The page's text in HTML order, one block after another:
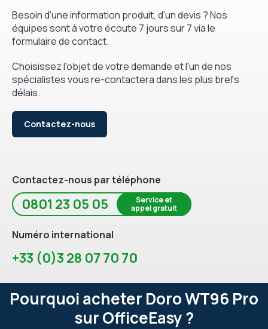
Besoin d'une information produit, d'un devis ? Nos
équipes sont à votre écoute 7 jours sur 7 via le
formulaire de contact.
Choisissez l'objet de votre demande et l'un de nos
spécialistes vous re-contactera dans les plus brefs
délais.
Contactez-nous
Contactez-nous par téléphone
0801 23 05 05
Service et
appel gratuit
Numéro international
+33 (0)3 28 07 70 70
Pourquoi acheter Doro WT96 Pro
sur OfficeEasy ?